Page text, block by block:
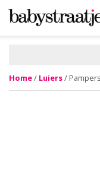
Home/ Luiers/